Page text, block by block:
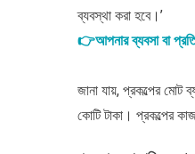
ব্যবস্থা করা হবে।’
👉আপনার ব্যবসা বা
জানা যায়, প্রকল্পের মোট
কোটি টাকা। প্রকল্পের